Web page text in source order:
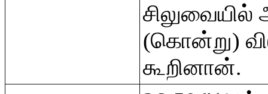
சிலுவையில்
(கொன்று)
கூறினான்.